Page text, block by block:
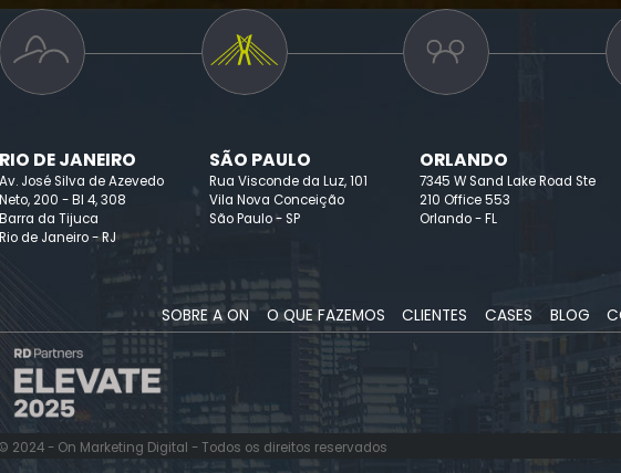
28/MAR/2019
On Marketing Digital no júri do Prêmio
Colunistas Rio 2018
RIO DE JANEIRO
Av. José Silva de Azevedo
Neto, 200 - Bl 4, 308
Barra da Tijuca
Rio de Janeiro - RJ
SÃO PAULO
Rua Visconde da Luz, 101
Vila Nova Conceição
São Paulo - SP
ORLANDO
7345 W Sand Lake Road Ste
210 Office 553
Orlando - FL
SOBRE A ON O QUE FAZEMOS CLIENTES CASES BLOG
© 2024 - On Marketing Digital - Todos os direitos reservados